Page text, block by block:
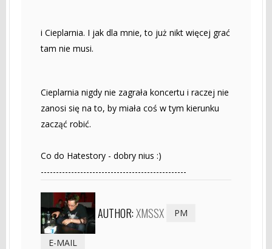
i Cieplarnia. I jak dla mnie, to już nikt więcej grać
tam nie musi.
Cieplarnia nigdy nie zagrała koncertu i raczej nie
zanosi się na to, by miała coś w tym kierunku
zacząć robić.
Co do Hatestory - dobry nius :)
------------------------------------------------
AUTHOR:XMSSX PM
E-MAIL